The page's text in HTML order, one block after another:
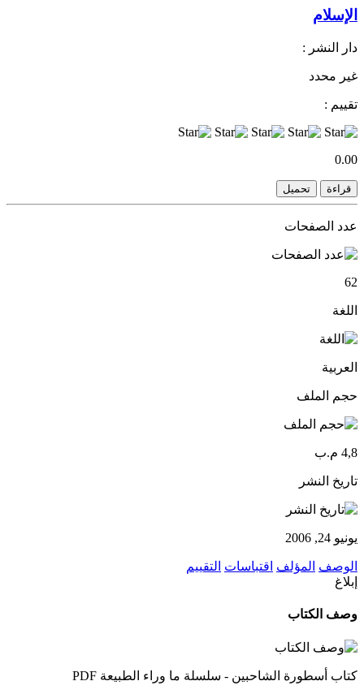
الإسلام
دار النشر :
غير محدد
تقييم :
0.00
قراءة تحميل
عدد الصفحات
62
اللغة
العربية
حجم الملف
4,8 م.ب
تاريخ النشر
يونيو 24, 2006
الوصف المؤلف اقتباسات التقييم
إبلاغ
وصف الكتاب
كتاب أسطورة الشاحبين - سلسلة ما وراء الطبيعة PDF